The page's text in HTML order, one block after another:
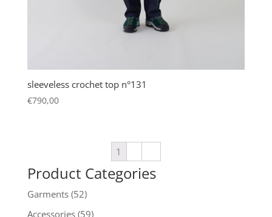
sleeveless crochet top n°131
€790,00
1
Product Categories
Garments (52)
Accessories (59)